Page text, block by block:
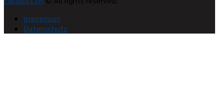
Impressum
Datenschutz